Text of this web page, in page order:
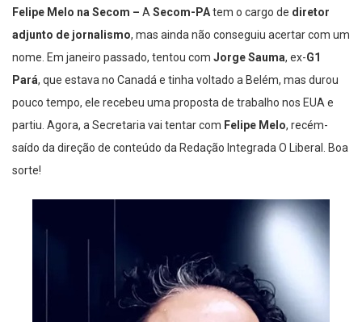
Felipe Melo na Secom – A Secom-PAtem o cargo de diretor
adjunto de jornalismo, mas ainda não conseguiu acertar com um
nome. Em janeiro passado, tentou com Jorge Sauma, ex-G1
Pará, que estava no Canadá e tinha voltado a Belém, mas durou
pouco tempo, ele recebeu uma proposta de trabalho nos EUA e
partiu. Agora, a Secretaria vai tentar com Felipe Melo, recém-
saído da direção de conteúdo da Redação Integrada O Liberal. Boa
sorte!